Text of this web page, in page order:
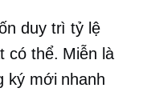
duy trì tỷ lệ
có thể. Miễn là
ký mới nhanh